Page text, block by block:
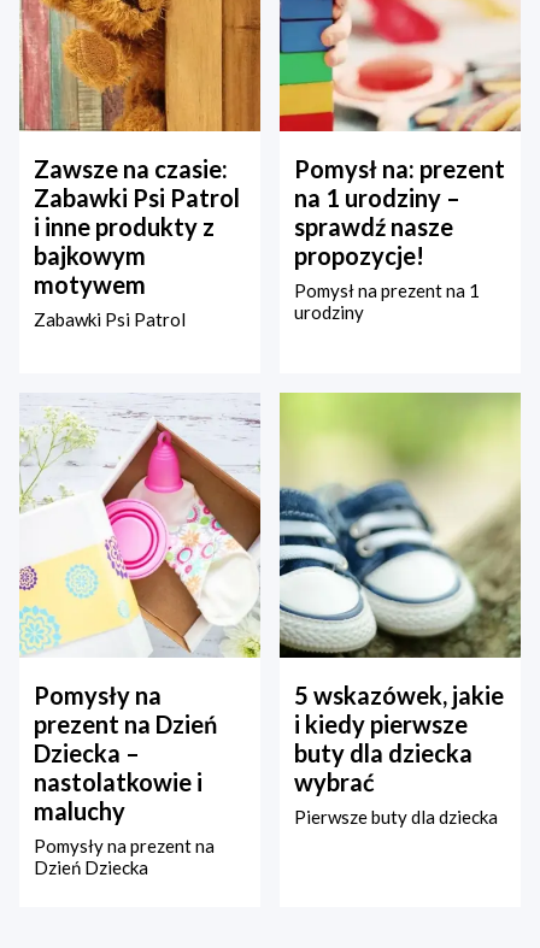
Zawsze na czasie:
Zabawki Psi Patrol
i inne produkty z
bajkowym
motywem
Zabawki Psi Patrol
Pomysł na: prezent
na 1 urodziny –
sprawdź nasze
propozycje!
Pomysł na prezent na 1
urodziny
Pomysły na
prezent na Dzień
Dziecka –
nastolatkowie i
maluchy
Pomysły na prezent na
Dzień Dziecka
5 wskazówek, jakie
i kiedy pierwsze
buty dla dziecka
wybrać
Pierwsze buty dla dziecka